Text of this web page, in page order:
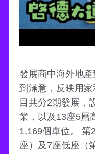
發展商中海外地
到滿意，反映用
目共分2期發展，
業，以及13座5層
1,169個單位。 第
座）及7座低座（